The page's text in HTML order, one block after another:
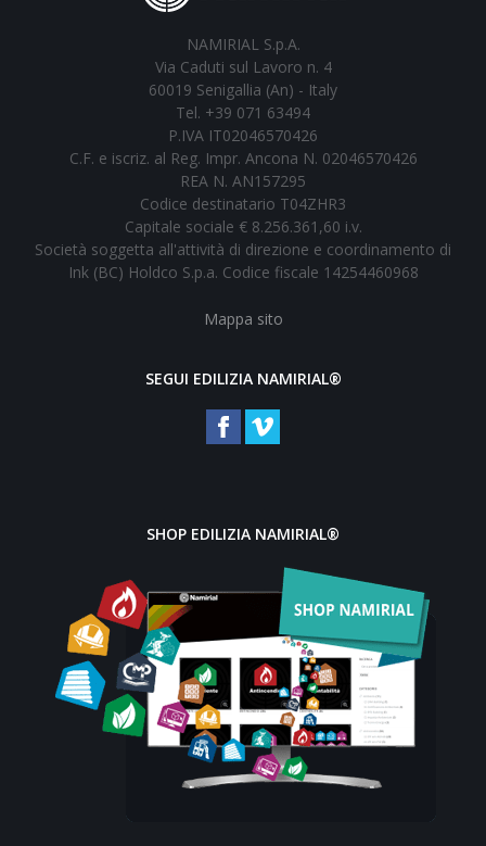
NAMIRIAL S.p.A.
Via Caduti sul Lavoro n. 4
60019 Senigallia (An) - Italy
Tel. +39 071 63494
P.IVA IT02046570426
C.F. e iscriz. al Reg. Impr. Ancona N. 02046570426
REA N. AN157295
Codice destinatario T04ZHR3
Capitale sociale € 8.256.361,60 i.v.
Società soggetta all'attività di direzione e coordinamento di
Ink (BC) Holdco S.p.a. Codice fiscale 14254460968
Mappa sito
SEGUI EDILIZIA NAMIRIAL®
SHOP EDILIZIA NAMIRIAL®